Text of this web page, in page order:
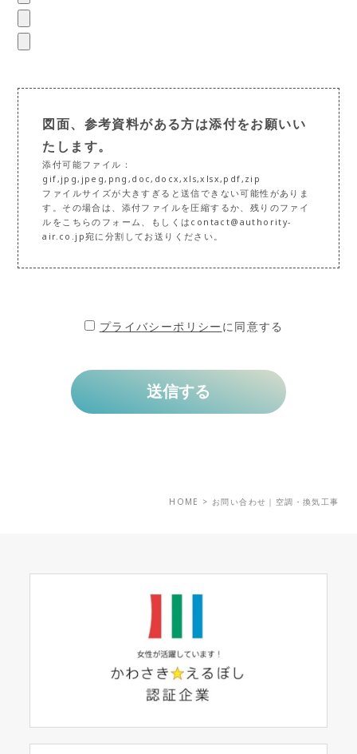
図面、参考資料がある方は添付をお願いい
たします。
添付可能ファイル：
gif,jpg,jpeg,png,doc,docx,xls,xlsx,pdf,zip
ファイルサイズが大きすぎると送信できない可能性がありま
す。その場合は、添付ファイルを圧縮するか、残りのファイ
ルをこちらのフォーム、もしくはcontact@authority-
air.co.jp宛に分割してお送りください。
プライバシーポリシー に同意する
HOME > お問い合わせ｜空調・換気工事